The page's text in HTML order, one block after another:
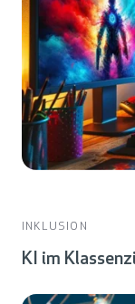
INKLUSION
KI im